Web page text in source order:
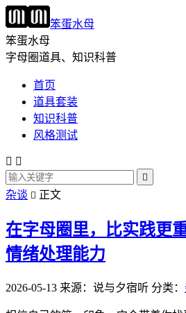
笨蛋水母
笨蛋水母
字母圈道具、知识科普
首页
道具套装
知识科普
风格测试
 

杂谈  正文
在字母圈里，比实践更
情绪处理能力
2026-05-13 来源：说与夕宿听 分类：